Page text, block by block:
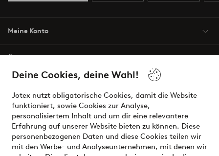
Deine Cookies, deine Wahl!
Jotex nutzt obligatorische Cookies, damit die Website
funktioniert, sowie Cookies zur Analyse,
personalisiertem Inhalt und um dir eine relevantere
Erfahrung auf unserer Website bieten zu können. Diese
personenbezogenen Daten und diese Cookies teilen wir
mit den Werbe- und Analyseunternehmen, mit denen wir
Meine Konto
Bedingungen